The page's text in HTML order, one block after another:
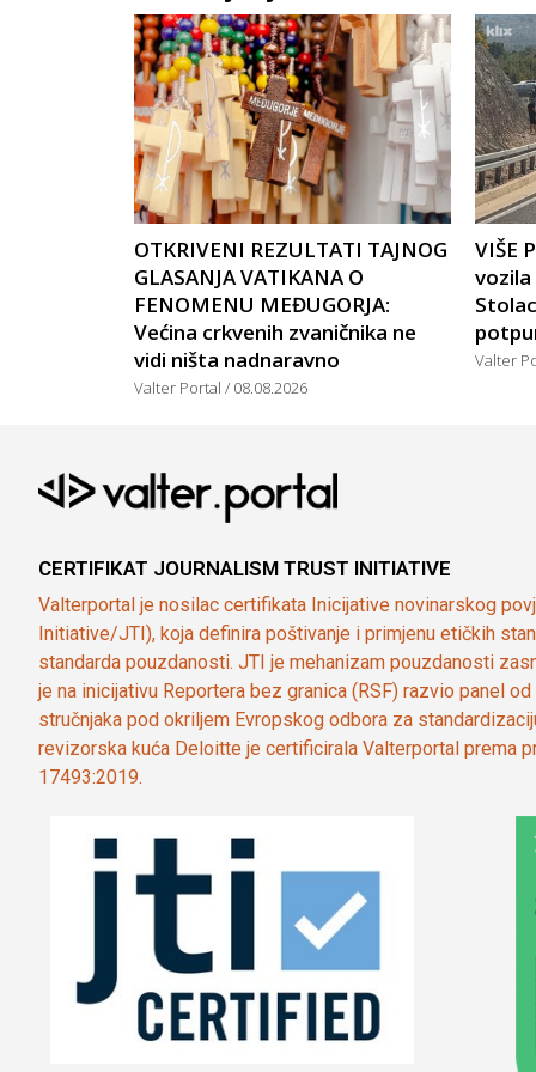
OTKRIVENI REZULTATI TAJNOG
GLASANJA VATIKANA O
FENOMENU MEĐUGORJA:
Većina crkvenih zvaničnika ne
vidi ništa nadnaravno
Valter Portal 08.08.2026
VIŠE
Valter
CERTIFIKAT JOURNALISM TRUST INITIATIVE
Valterportal je nosilac certifikata Inicijative novinarskog
Initiative/JTI), koja definira poštivanje i primjenu etičkih
standarda pouzdanosti. JTI je mehanizam pouzdanosti
je na inicijativu Reportera bez granica (RSF) razvio panel
stručnjaka pod okriljem Evropskog odbora za
revizorska kuća Deloitte je certificirala Valterportal prema
17493:2019.